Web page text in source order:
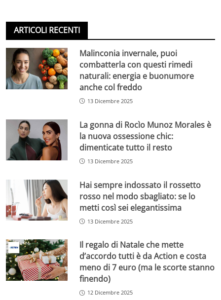
ARTICOLI RECENTI
Malinconia invernale, puoi
combatterla con questi rimedi
naturali: energia e buonumore
anche col freddo
13 Dicembre 2025
La gonna di Rocìo Munoz Morales è
la nuova ossessione chic:
dimenticate tutto il resto
13 Dicembre 2025
Hai sempre indossato il rossetto
rosso nel modo sbagliato: se lo
metti così sei elegantissima
13 Dicembre 2025
Il regalo di Natale che mette
d’accordo tutti è da Action e costa
meno di 7 euro (ma le scorte stanno
finendo)
12 Dicembre 2025